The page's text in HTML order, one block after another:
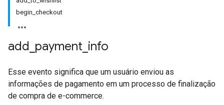
begin_checkout
add payment info
Esse evento significa que um usuário enviou as
informações de pagamento em um processo de finalização
de compra de e-commerce.